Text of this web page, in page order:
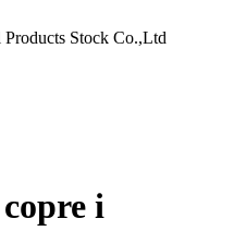
Stock Co.,Ltd
i